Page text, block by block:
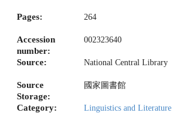
Pages: 264
Accession
number:
002323640
Source: National Central Library
Source
Storage:
國家圖書館
Category: Linguistics and Literature